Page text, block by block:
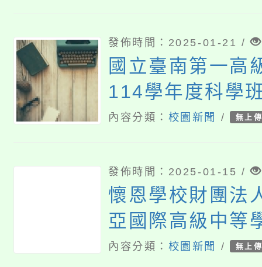
發佈時間：2025-01-21 /
國立臺南第一高
114學年度科學
說明會
內容分類： 校園新聞 / 無上
發佈時間：2025-01-15 /
懷恩學校財團法
亞國際高級中等
名為「路亞國際
內容分類： 校園新聞 / 無上